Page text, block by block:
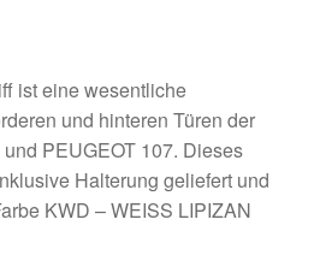
ist eine wesentliche
und hinteren Türen der
PEUGEOT 107. Dieses
Halterung geliefert und
KWD – WEISS LIPIZAN